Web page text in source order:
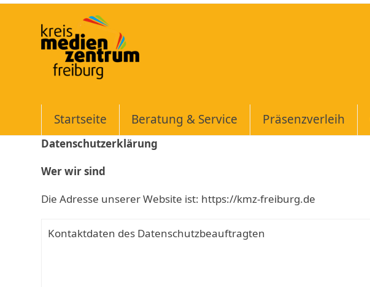
Skip
Startseite Beratung & Service Präsenzverleih
Datenschutzerklärung
Wer wir sind
Die Adresse unserer Website ist: https://kmz-freiburg.de
Kontaktdaten des Datenschutzbeauftragten